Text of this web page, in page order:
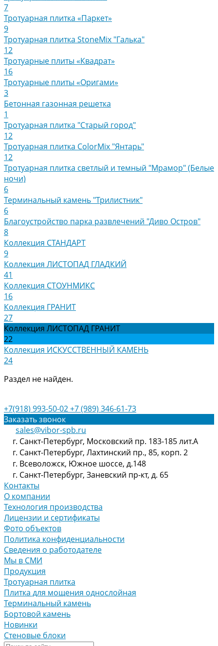
7
Тротуарная плитка «Паркет»
9
Тротуарная плитка StoneMix "Галька"
12
Тротуарные плиты «Квадрат»
16
Тротуарные плиты «Оригами»
3
Бетонная газонная решетка
1
Тротуарная плитка "Старый город"
12
Тротуарная плитка ColorMix "Янтарь"
12
Тротуарная плитка светлый и темный "Мрамор" (Белые
ночи)
6
Терминальный камень "Трилистник"
6
Благоустройство парка развлечений "Диво Остров"
8
Коллекция СТАНДАРТ
9
Коллекция ЛИСТОПАД ГЛАДКИЙ
41
Коллекция СТОУНМИКС
16
Коллекция ГРАНИТ
27
Коллекция ЛИСТОПАД ГРАНИТ
22
Коллекция ИСКУССТВЕННЫЙ КАМЕНЬ
24
Раздел не найден.
+7(918) 993-50-02+7 (989) 346-61-73
Заказать звонок
sales@vibor-spb.ru
г. Санкт-Петербург, Московский пр. 183-185 лит.А
г. Санкт-Петербург, Лахтинский пр., 85, корп. 2
г. Всеволожск, Южное шоссе, д.148
г. Санкт-Петербург, Заневский пр-кт, д. 65
Контакты
О компании
Технология производства
Лицензии и сертификаты
Фото объектов
Политика конфиденциальности
Сведения о работодателе
Мы в СМИ
Продукция
Тротуарная плитка
Плитка для мощения однослойная
Терминальный камень
Бортовой камень
Новинки
Стеновые блоки